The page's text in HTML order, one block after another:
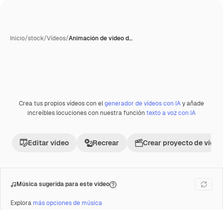
Inicio/stock/Vídeos/Animación de video d…
Premium
Crea tus propios vídeos con elgenerador de vídeos con IAy añade
increíbles locuciones con nuestra función texto a voz con IA
Editar vídeo Recrear Crear proyecto de vídeo
Música sugerida para este vídeo
Explora más opciones de música